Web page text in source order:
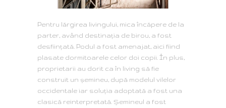
Pentru lărgirea livingului, mica încăpere de la
parter, având destinaţia de birou, a fost
desfiinţată. Podul a fost amenajat, aici fiind
plasate dormitoarele celor doi copii. În plus,
proprietarii au dorit ca în living să fie
construit un şemineu, după modelul vilelor
occidentale iar soluţia adoptată a fost una
clasică reinterpretată. Şemineul a fost